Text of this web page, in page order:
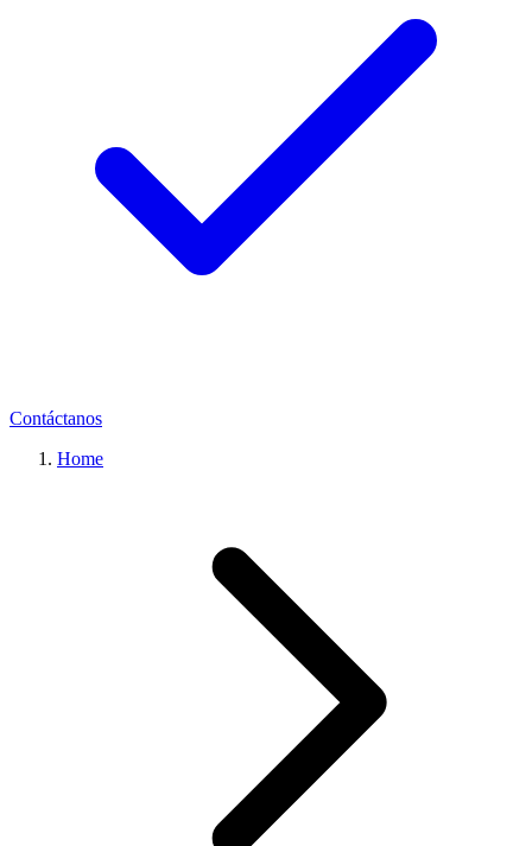
Contáctanos
Home